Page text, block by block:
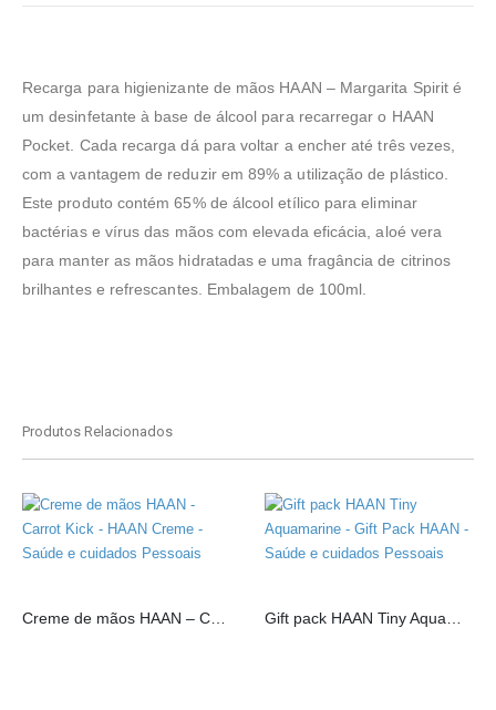
Recarga para higienizante de mãos HAAN – Margarita Spirit é
um desinfetante à base de álcool para recarregar o HAAN
Pocket. Cada recarga dá para voltar a encher até três vezes,
com a vantagem de reduzir em 89% a utilização de plástico.
Este produto contém 65% de álcool etílico para eliminar
bactérias e vírus das mãos com elevada eficácia, aloé vera
para manter as mãos hidratadas e uma fragância de citrinos
brilhantes e refrescantes. Embalagem de 100ml.
Produtos Relacionados
Creme de mãos HAAN – Carrot Kick Gift pack HAAN Tiny Aquamarine